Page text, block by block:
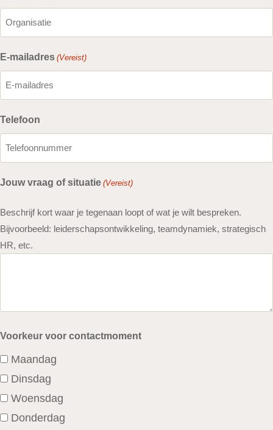
E-mailadres (Vereist)
Telefoon
Jouw vraag of situatie (Vereist)
Beschrijf kort waar je tegenaan loopt of wat je wilt bespreken.
Bijvoorbeeld: leiderschapsontwikkeling, teamdynamiek, strategisch
HR, etc.
Voorkeur voor contactmoment
Maandag
Dinsdag
Woensdag
Donderdag